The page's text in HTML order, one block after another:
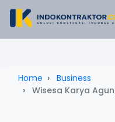
Home
Business
Wisesa Karya